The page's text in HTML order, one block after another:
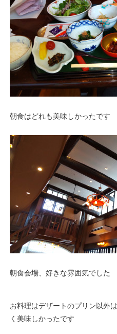
朝食はどれも美味しかったです
朝食会場、好きな雰囲気でした
お料理はデザートのプリン以外
く美味しかったです